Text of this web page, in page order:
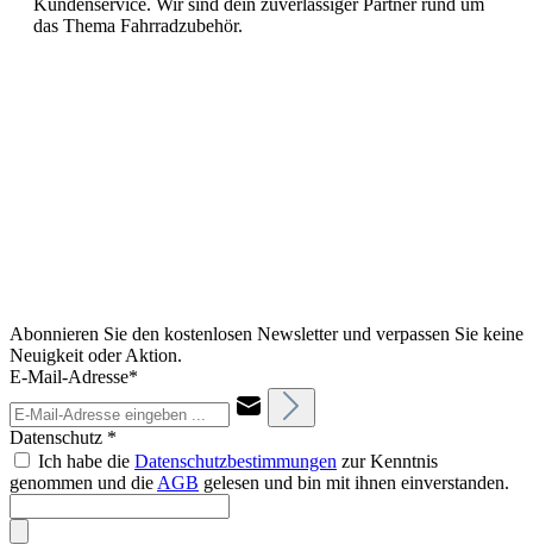
das Thema Fahrradzubehör.
Abonnieren Sie den kostenlosen Newsletter und verpassen Sie keine
Neuigkeit oder Aktion.
E-Mail-Adresse*
Datenschutz *
Ich habe die Datenschutzbestimmungen zur Kenntnis
genommen und die AGB gelesen und bin mit ihnen einverstanden.